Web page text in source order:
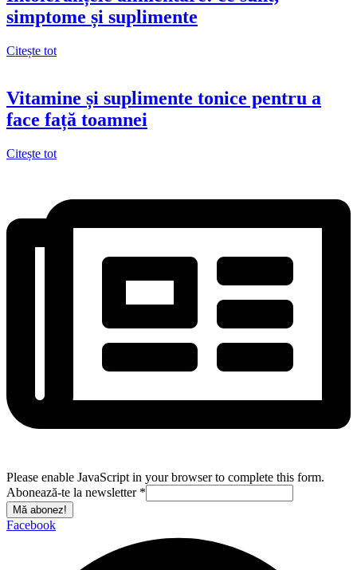
simptome și suplimente
Citește tot
Vitamine și suplimente tonice pentru a
face față toamnei
Citește tot
Please enable JavaScript in your browser to complete this form.
Abonează-te la newsletter *
Mă abonez!
Facebook